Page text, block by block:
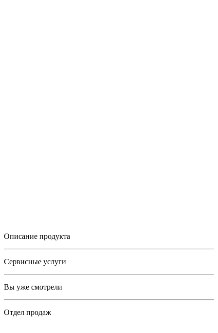
Описание продукта
Сервисные услуги
Вы уже смотрели
Отдел продаж